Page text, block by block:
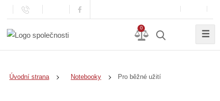
0
☰
Úvodní strana Notebooky Pro běžné užití